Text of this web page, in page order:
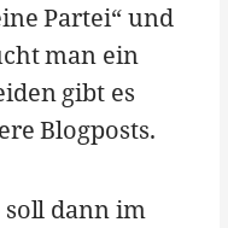
Partei“ und
man ein
gibt es
Blogposts.
soll dann im